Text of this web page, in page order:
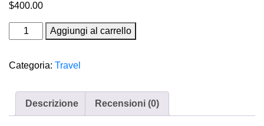
$400.00
Exploring
the
life
Aggiungi al carrello
Categoria: Travel
Descrizione Recensioni (0)